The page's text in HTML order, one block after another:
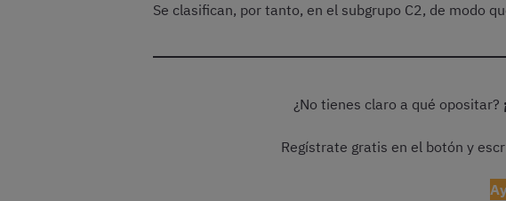
Se clasifican, por tanto, en el subgrupo C2, de modo
¿No tienes claro a qué opositar?
Regístrate gratis en el botón y